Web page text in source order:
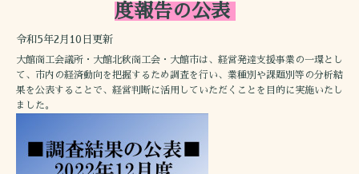
度報告の公表
令和5年2月10日更新
大館商工会議所・大館北秋商工会・大館市は、経営発達支援事業の一環とし
て、市内の経済動向を把握するため調査を行い、業種別や課題別等の分析結
果を公表することで、経営判断に活用していただくことを目的に実施いたし
ました。